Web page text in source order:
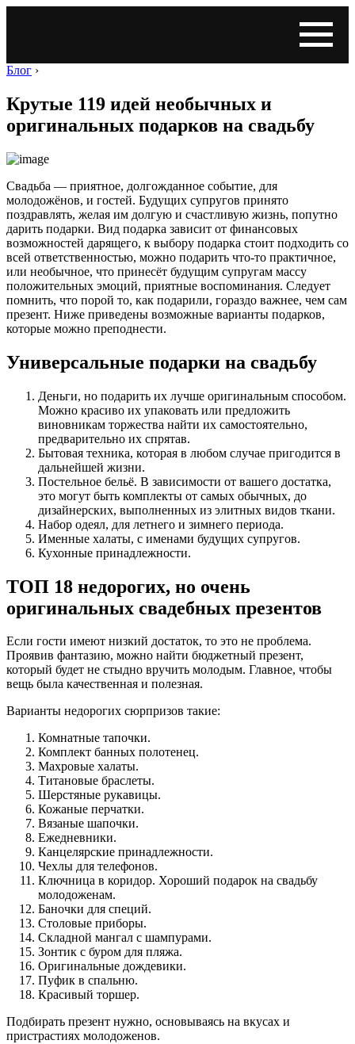
Блог ›
Крутые 119 идей необычных и
оригинальных подарков на свадьбу
Свадьба — приятное, долгожданное событие, для
молодожёнов, и гостей. Будущих супругов принято
поздравлять, желая им долгую и счастливую жизнь, попутно
дарить подарки. Вид подарка зависит от финансовых
возможностей дарящего, к выбору подарка стоит подходить со
всей ответственностью, можно подарить что-то практичное,
или необычное, что принесёт будущим супругам массу
положительных эмоций, приятные воспоминания. Следует
помнить, что порой то, как подарили, гораздо важнее, чем сам
презент. Ниже приведены возможные варианты подарков,
которые можно преподнести.
Универсальные подарки на свадьбу
Деньги, но подарить их лучше оригинальным способом.
Можно красиво их упаковать или предложить
виновникам торжества найти их самостоятельно,
предварительно их спрятав.
Бытовая техника, которая в любом случае пригодится в
дальнейшей жизни.
Постельное бельё. В зависимости от вашего достатка,
это могут быть комплекты от самых обычных, до
дизайнерских, выполненных из элитных видов ткани.
Набор одеял, для летнего и зимнего периода.
Именные халаты, с именами будущих супругов.
Кухонные принадлежности.
ТОП 18 недорогих, но очень
оригинальных свадебных презентов
Если гости имеют низкий достаток, то это не проблема.
Проявив фантазию, можно найти бюджетный презент,
который будет не стыдно вручить молодым. Главное, чтобы
вещь была качественная и полезная.
Варианты недорогих сюрпризов такие:
Комнатные тапочки.
Комплект банных полотенец.
Махровые халаты.
Титановые браслеты.
Шерстяные рукавицы.
Кожаные перчатки.
Вязаные шапочки.
Ежедневники.
Канцелярские принадлежности.
Чехлы для телефонов.
Ключница в коридор. Хороший подарок на свадьбу
молодоженам.
Баночки для специй.
Столовые приборы.
Складной мангал с шампурами.
Зонтик с буром для пляжа.
Оригинальные дождевики.
Пуфик в спальню.
Красивый торшер.
Подбирать презент нужно, основываясь на вкусах и
пристрастиях молодоженов.